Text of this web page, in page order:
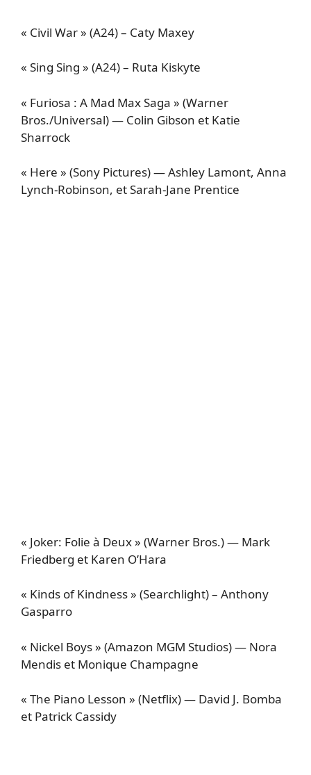
« Civil War » (A24) – Caty Maxey
« Sing Sing » (A24) – Ruta Kiskyte
« Furiosa : A Mad Max Saga » (Warner
Bros./Universal) — Colin Gibson et Katie
Sharrock
« Here » (Sony Pictures) — Ashley Lamont, Anna
Lynch-Robinson, et Sarah-Jane Prentice
« Joker: Folie à Deux » (Warner Bros.) — Mark
Friedberg et Karen O’Hara
« Kinds of Kindness » (Searchlight) – Anthony
Gasparro
« Nickel Boys » (Amazon MGM Studios) — Nora
Mendis et Monique Champagne
« The Piano Lesson » (Netflix) — David J. Bomba
et Patrick Cassidy